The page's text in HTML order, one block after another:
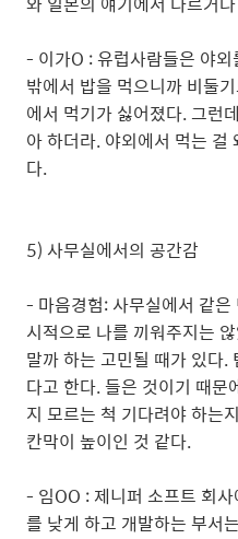
- 이가O : 유럽사람들은 야
밖에서 밥을 먹으니까 비둘
에서 먹기가 싫어졌다. 그런
아 하더라. 야외에서 먹는 걸
다.
5) 사무실에서의 공간감
- 마음경험: 사무실에서 같
시적으로 나를 끼워주지는
말까 하는 고민될 때가 있다.
다고 한다. 들은 것이기 때문
지 모르는 척 기다려야 하는
칸막이 높이인 것 같다.
- 임OO : 제니퍼 소프트 회
를 낮게 하고 개발하는 부서